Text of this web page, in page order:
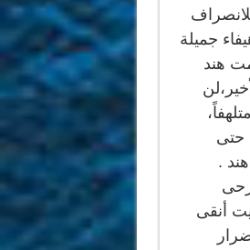
جميلة
هند
حتى
.
أنقى